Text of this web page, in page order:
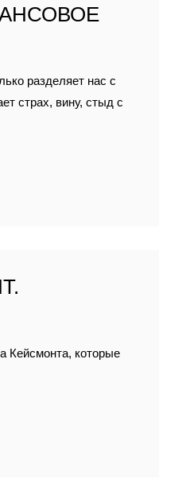
разделяет нас с
страх, вину, стыд с
Кейсмонта, которые